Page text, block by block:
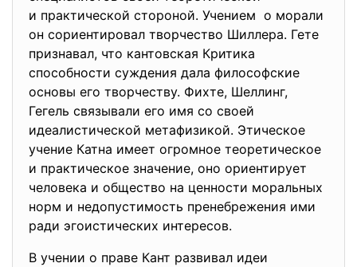
и практической стороной. Учением о морали
он сориентировал творчество Шиллера. Гете
признавал, что кантовская Критика
способности суждения дала философские
основы его творчеству. Фихте, Шеллинг,
Гегель связывали его имя со своей
идеалистической метафизикой. Этическое
учение Катна имеет огромное теоретическое
и практическое значение, оно ориентирует
человека и общество на ценности моральных
норм и недопустимость пренебрежения ими
ради эгоистических интересов.
В учении о праве Кант развивал идеи